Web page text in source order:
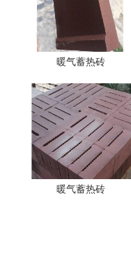
暖气蓄热砖
暖气蓄热砖